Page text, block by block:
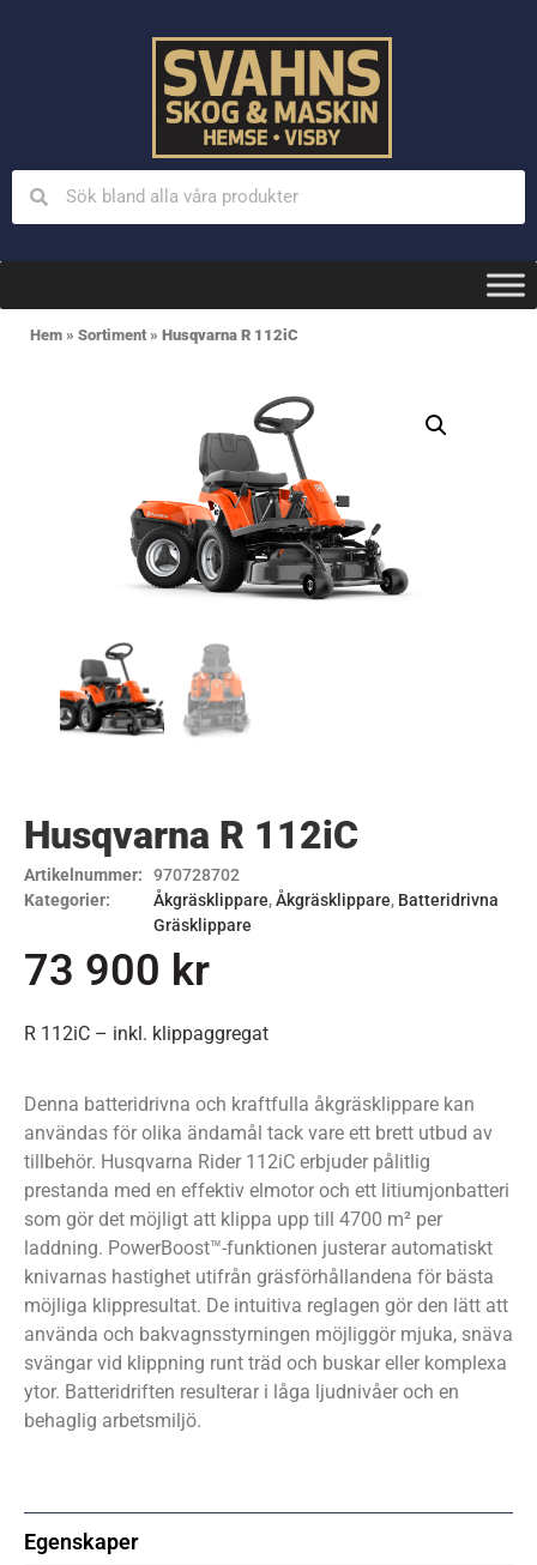
Hem » Sortiment » Husqvarna R 112iC
Husqvarna R 112iC
Artikelnummer:
970728702
Kategorier:
Åkgräsklippare,Åkgräsklippare, Batteridrivna
Gräsklippare
73 900 kr
R 112iC – inkl. klippaggregat
Denna batteridrivna och kraftfulla åkgräsklippare kan
användas för olika ändamål tack vare ett brett utbud av
tillbehör. Husqvarna Rider 112iC erbjuder pålitlig
prestanda med en effektiv elmotor och ett litiumjonbatteri
som gör det möjligt att klippa upp till 4700 m² per
laddning. PowerBoost™-funktionen justerar automatiskt
knivarnas hastighet utifrån gräsförhållandena för bästa
möjliga klippresultat. De intuitiva reglagen gör den lätt att
använda och bakvagnsstyrningen möjliggör mjuka, snäva
svängar vid klippning runt träd och buskar eller komplexa
ytor. Batteridriften resulterar i låga ljudnivåer och en
behaglig arbetsmiljö.
Egenskaper